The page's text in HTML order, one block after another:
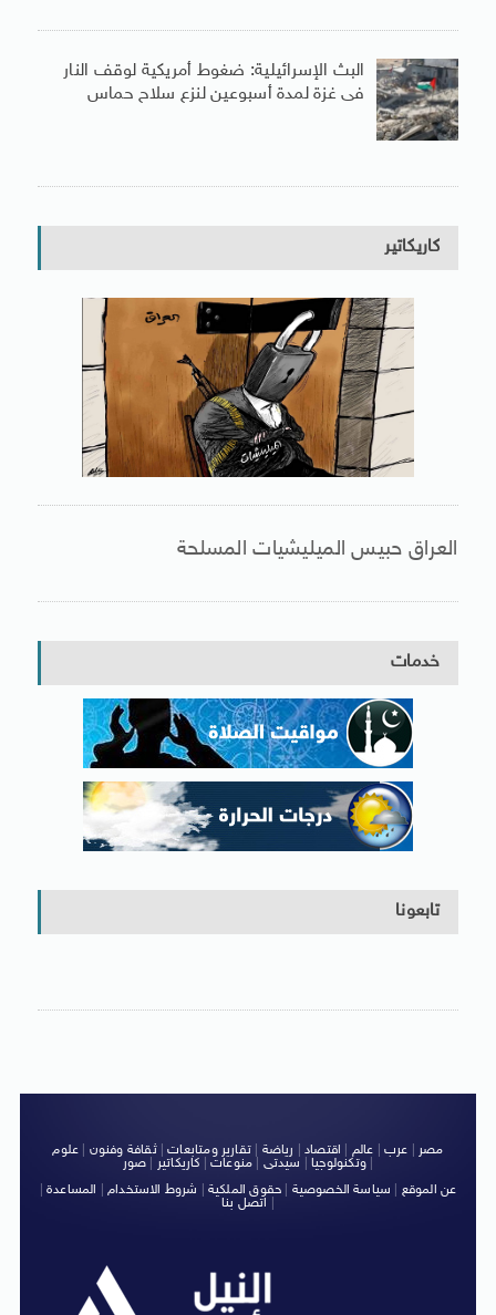
البث الإسرائيلية: ضغوط أمريكية لوقف النار
فى غزة لمدة أسبوعين لنزع سلاح حماس
كاريكاتير
العراق حبيس الميليشيات المسلحة
خدمات
تابعونا
مصر عرب عالم اقتصاد رياضة |تقارير ومتابعات|ثقافة وفنون
علوم
وتكنولوجيا| سيدتى منوعات كاريكاتير صور
|
عن الموقع
سياسة الخصوصية حقوق الملكية شروط الاستخدام| المساعدة|
اتصل بنا